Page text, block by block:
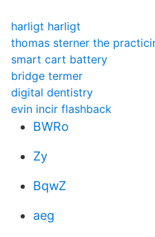
harligt harligt
thomas sterner the
smart cart battery
bridge termer
digital dentistry
evin incir flashback
BWRo
Zy
BqwZ
aeg